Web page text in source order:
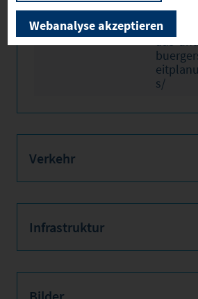
Link
https://
z.de/
aus-
s/
Verkehr
Infrastruktur
Webanalyse akzeptieren